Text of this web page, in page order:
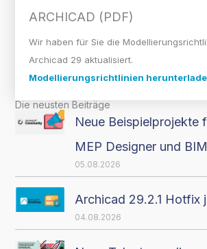
ARCHICAD (PDF)
Wir haben für Sie die
Archicad 29 aktualisiert.
Modellierungsrichtlinien
Die neusten Beiträge
Neue Beispielprojekte
MEP Designer und
05.08.2026
Archicad 29.2.1 Hotfix
04.08.2026